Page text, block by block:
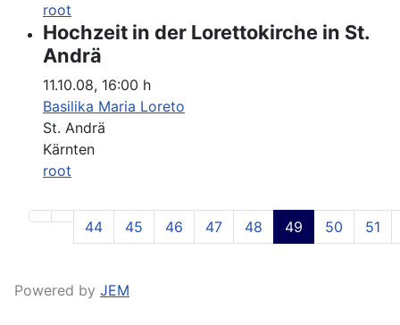
root
Hochzeit in der Lorettokirche in St.
Andrä
11.10.08, 16:00 h
Basilika Maria Loreto
St. Andrä
Kärnten
root
44 45 46 47 48 49 50 51
Powered by JEM